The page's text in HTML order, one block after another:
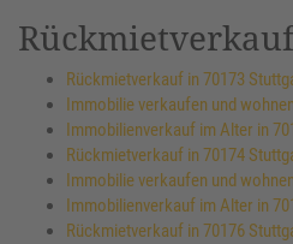
Rückmietverkauf in 70173
Immobilie verkaufen und
Immobilienverkauf im Alter in
Rückmietverkauf in 70174
Immobilie verkaufen und
Immobilienverkauf im Alter in
Rückmietverkauf in 70176